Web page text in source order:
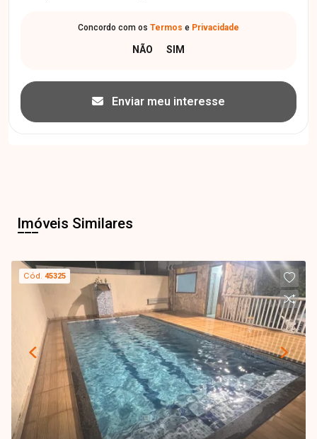
Concordo com os Termos e Privacidade
Enviar meu interesse
Imóveis Similares
Cód.45325